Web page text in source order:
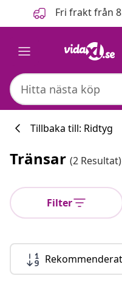
FöregåendeFri frakt från
Tillbaka till: Ridtyg
Tränsar (2 Resultat)
Filter
Rekommenderat